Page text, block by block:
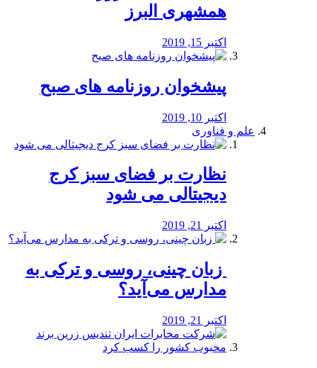
همشهری البرز
اکتبر 15, 2019
پیشخوان روزنامه های صبح
اکتبر 10, 2019
علم و فناوری
نظارت بر فضای سبز کرج
دیجیتالی می شود
اکتبر 21, 2019
️ زبان چینی، روسی و ترکی به
مدارس می‌آید؟
اکتبر 21, 2019